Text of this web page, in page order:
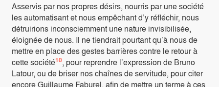
Asservis par nos propres désirs, nourris par une société
les automatisant et nous empêchant d’y réfléchir, nous
détruirions inconsciemment une nature invisibilisée,
éloignée de nous. Il ne tiendrait pourtant qu’à nous de
mettre en place des gestes barrières contre le retour à
cette société10, pour reprendre l’expression de Bruno
Latour, ou de briser nos chaînes de servitude, pour citer
encore Guillaume Faburel, afin de mettre un terme à ces